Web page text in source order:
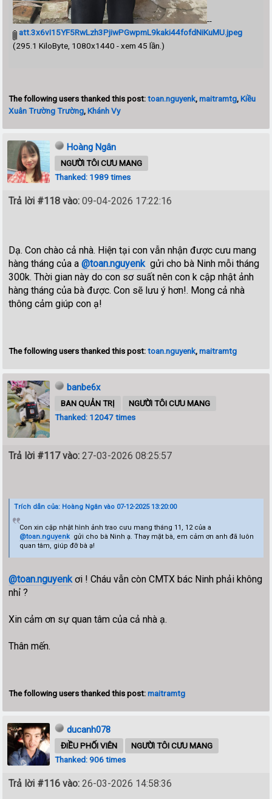
--
att.3x6vI15YF5RwLzh3PjiwPGwpmL9kaki44fofdNiKuMU.jpeg
(295.1 KiloByte, 1080x1440 - xem 45 lần.)
The following users thanked this post:toan.nguyenk,maitramtg,Kiều
Xuân Trường Trường,Khánh Vy
Hoàng Ngân
NGƯỜI TÔI CƯU MANG
Thanked: 1989 times
Trả lời #118 vào: 09-04-2026 17:22:16
Dạ. Con chào cả nhà. Hiện tại con vẫn nhận được cưu mang
hàng tháng của a@toan.nguyenkgửi cho bà Ninh mỗi tháng
300k. Thời gian này do con sơ suất nên con k cập nhật ảnh
hàng tháng của bà được. Con sẽ lưu ý hơn!. Mong cả nhà
thông cảm giúp con ạ!
The following users thanked this post:toan.nguyenk,maitramtg
banbe6x
BAN QUẢN TRỊ
NGƯỜI TÔI CƯU MANG
Thanked: 12047 times
Trả lời #117 vào: 27-03-2026 08:25:57
Trích dẫn của: Hoàng Ngân vào 07-12-2025 13:20:00
Con xin cập nhật hình ảnh trao cưu mang tháng 11, 12 của a
@toan.nguyenkgửi cho bà Ninh ạ. Thay mặt bà, em cảm ơn anh đã luôn
quan tâm, giúp đỡ bà ạ!
@toan.nguyenkơi ! Cháu vẫn còn CMTX bác Ninh phải không
nhỉ ?
Xin cảm ơn sự quan tâm của cả nhà ạ.
Thân mến.
The following users thanked this post:maitramtg
ducanh078
ĐIỀU PHỐI VIÊN
NGƯỜI TÔI CƯU MANG
Thanked: 906 times
Trả lời #116 vào: 26-03-2026 14:58:36